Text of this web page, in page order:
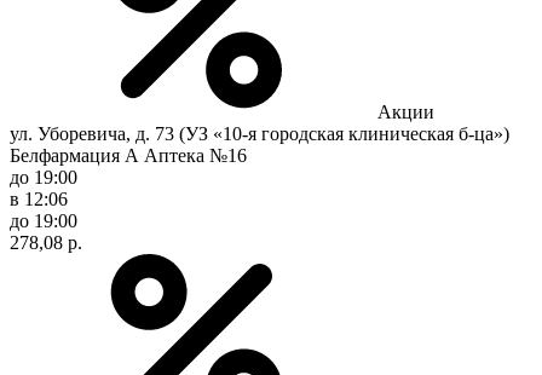
Акции
ул. Уборевича, д. 73 (УЗ «10-я городская клиническая б-ца»)
Белфармация А Аптека №16
до 19:00
в 12:06
до 19:00
278,08 р.